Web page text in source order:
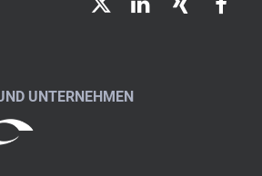
TwitterLinkedIn
Xing
UNTERNEHMEN